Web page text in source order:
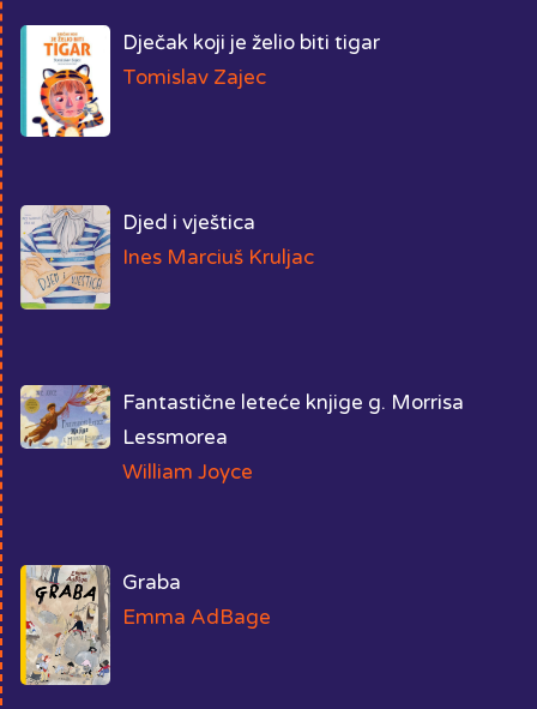
Dječak koji je želio biti tigar
Tomislav Zajec
Djed i vještica
Ines Marciuš Kruljac
Fantastične leteće knjige g. Morrisa
Lessmorea
William Joyce
Graba
Emma AdBage